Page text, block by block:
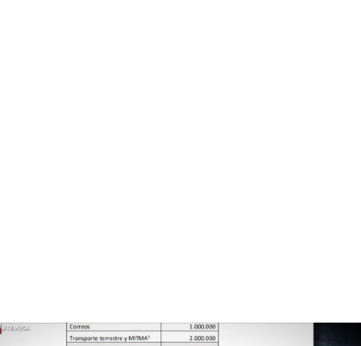
El equipo de Óscar Puente encarga una auditoría sobre el caso Koldo que